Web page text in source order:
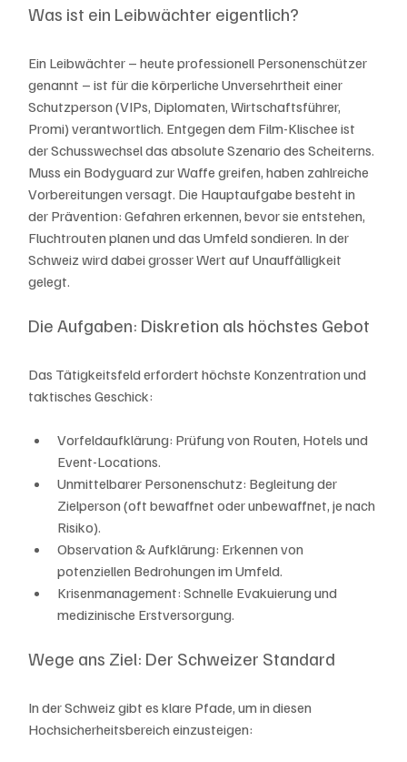
Was ist ein Leibwächter eigentlich?
Ein Leibwächter – heute professionell Personenschützer
genannt – ist für die körperliche Unversehrtheit einer
Schutzperson (VIPs, Diplomaten, Wirtschaftsführer,
Promi) verantwortlich. Entgegen dem Film-Klischee ist
der Schusswechsel das absolute Szenario des Scheiterns.
Muss ein Bodyguard zur Waffe greifen, haben zahlreiche
Vorbereitungen versagt. Die Hauptaufgabe besteht in
der Prävention: Gefahren erkennen, bevor sie entstehen,
Fluchtrouten planen und das Umfeld sondieren. In der
Schweiz wird dabei grosser Wert auf Unauffälligkeit
gelegt.
Die Aufgaben: Diskretion als höchstes Gebot
Das Tätigkeitsfeld erfordert höchste Konzentration und
taktisches Geschick:
Vorfeldaufklärung: Prüfung von Routen, Hotels und
Event-Locations.
Unmittelbarer Personenschutz: Begleitung der
Zielperson (oft bewaffnet oder unbewaffnet, je nach
Risiko).
Observation & Aufklärung: Erkennen von
potenziellen Bedrohungen im Umfeld.
Krisenmanagement: Schnelle Evakuierung und
medizinische Erstversorgung.
Wege ans Ziel: Der Schweizer Standard
In der Schweiz gibt es klare Pfade, um in diesen
Hochsicherheitsbereich einzusteigen: